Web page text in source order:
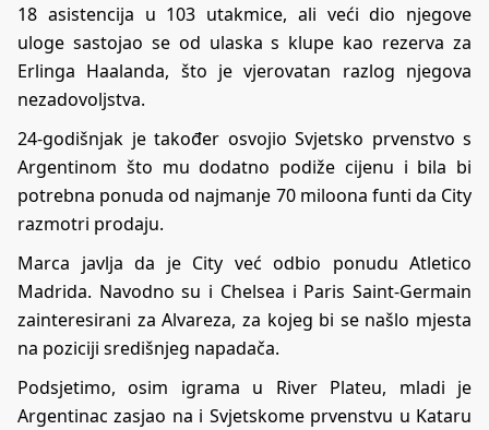
18 asistencija u 103 utakmice, ali veći dio njegove
uloge sastojao se od ulaska s klupe kao rezerva za
Erlinga Haalanda, što je vjerovatan razlog njegova
nezadovoljstva.
24-godišnjak je također osvojio Svjetsko prvenstvo s
Argentinom što mu dodatno podiže cijenu i bila bi
potrebna ponuda od najmanje 70 miloona funti da City
razmotri prodaju.
Marca javlja da je City već odbio ponudu Atletico
Madrida. Navodno su i Chelsea i Paris Saint-Germain
zainteresirani za Alvareza, za kojeg bi se našlo mjesta
na poziciji središnjeg napadača.
Podsjetimo, osim igrama u River Plateu, mladi je
Argentinac zasjao na i Svjetskome prvenstvu u Kataru